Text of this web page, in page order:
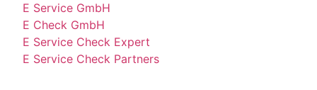
E Service GmbH
E Check GmbH
E Service Check Expert
E Service Check Partners